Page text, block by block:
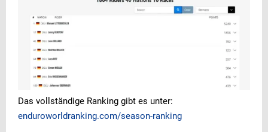
Das vollständige Ranking gibt es unter:
enduroworldranking.com/season-ranking